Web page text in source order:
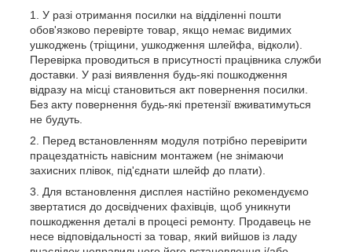
У разі отримання посилки на відділенні пошти
обов'язково перевірте товар, якщо немає видимих
ушкоджень (тріщини, ушкодження шлейфа, відколи).
Перевірка проводиться в присутності працівника служби
доставки. У разі виявлення будь-які пошкодження
відразу на місці становиться акт повернення посилки.
Без акту повернення будь-які претензії вживатимуться
не будуть.
Перед встановленням модуля потрібно перевірити
працездатність навісним монтажем (не знімаючи
захисних плівок, під'єднати шлейф до плати).
Для встановлення дисплея настійно рекомендуємо
звертатися до досвідчених фахівців, щоб уникнути
пошкодження деталі в процесі ремонту. Продавець не
несе відповідальності за товар, який вийшов із ладу